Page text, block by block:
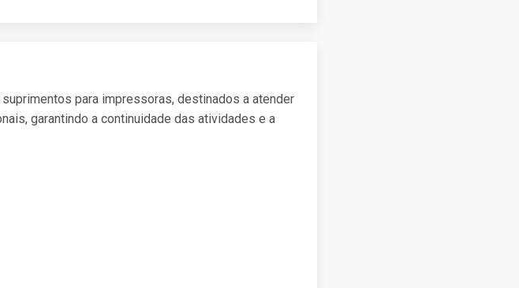
para impressoras, destinados a atender
garantindo a continuidade das atividades e a